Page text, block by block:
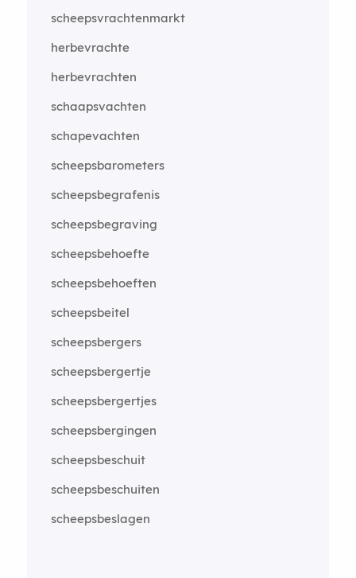
scheepsvrachtenmarkt
herbevrachte
herbevrachten
schaapsvachten
schapevachten
scheepsbarometers
scheepsbegrafenis
scheepsbegraving
scheepsbehoefte
scheepsbehoeften
scheepsbeitel
scheepsbergers
scheepsbergertje
scheepsbergertjes
scheepsbergingen
scheepsbeschuit
scheepsbeschuiten
scheepsbeslagen